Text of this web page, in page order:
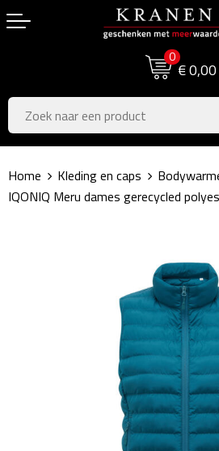
0
€ 0,00
Boodschappentassen
Boodschappentassen
Jute tassen
Katoenen draagtassen
Zakelijke Tassen
Documententassen
Pasen
Koningsdag
Zomer
Kerstpakketten
Geboorte- & Kraamcadeau's
Wellness Giftsets
Home Kleding en caps
IQONIQ Meru dames gerecycled